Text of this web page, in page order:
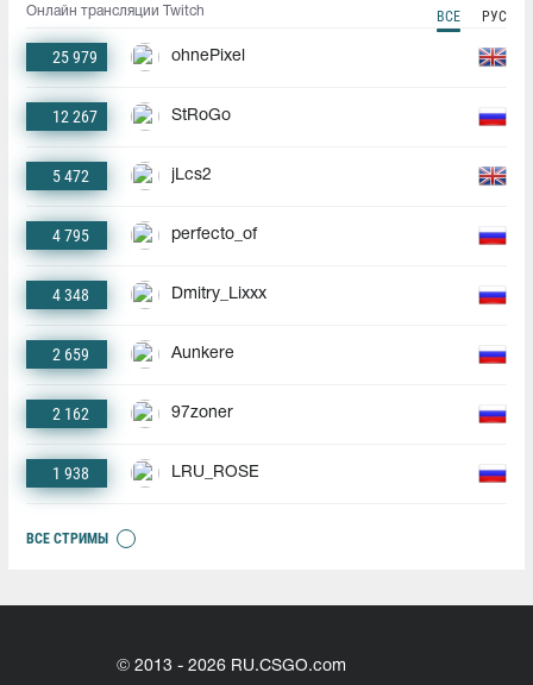
Онлайн трансляции Twitch ВСЕ РУС
25 979 ohnePixel
12 267 StRoGo
5 472 jLcs2
4 795 perfecto_of
4 348 Dmitry_Lixxx
2 659 Aunkere
2 162 97zoner
1 938 LRU_ROSE
ВСЕ СТРИМЫ
© 2013 - 2026 RU.CSGO.com